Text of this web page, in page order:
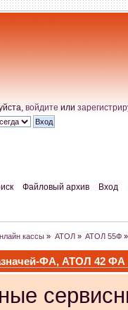
войдите или
Файловый архив Вход
кассы » АТОЛ» АТОЛ 55Ф »
ФА, АТОЛ 42 ФА